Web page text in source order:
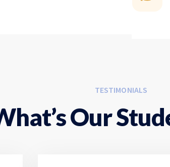
TESTIMONIALS
Our